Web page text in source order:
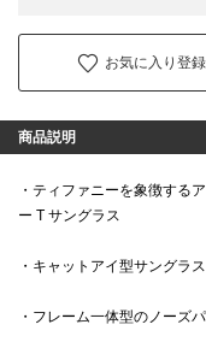
お気に入り登録
商品説明
・ティファニーを象徴する
ー T サングラス
・キャットアイ型サングラス
・フレーム一体型のノーズ